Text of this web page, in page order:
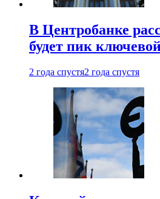
В Центробанке
будет пик
2 года спустя2 года спустя